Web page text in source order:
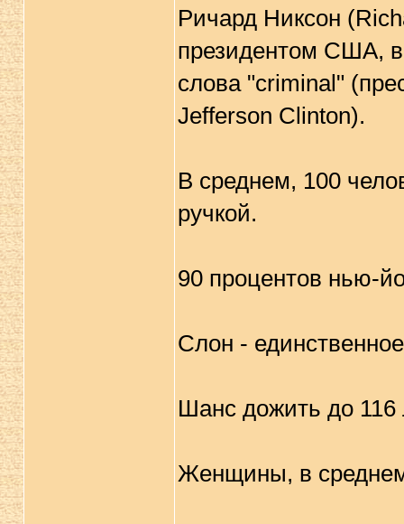
Ричард Никсон
президентом США, в
слова "criminal"
Jefferson Clinton).
В среднем, 100
ручкой.
90 процентов нью-
Слон -
Шанс дожить до 116
Женщины, в